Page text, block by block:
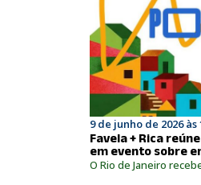
9 de junho de 2026 às
Favela + Rica
em evento sobre
O Rio de Janeiro